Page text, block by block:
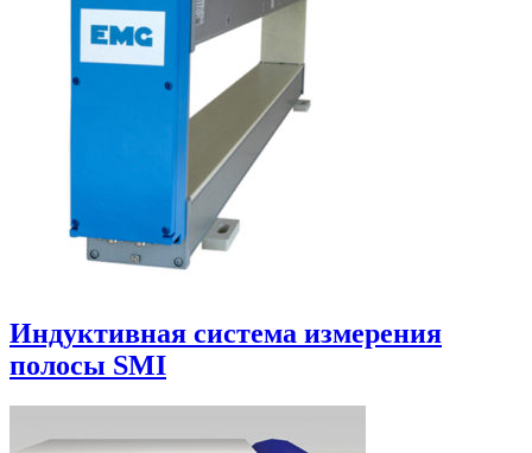
Индуктивная система измерения
полосы SMI